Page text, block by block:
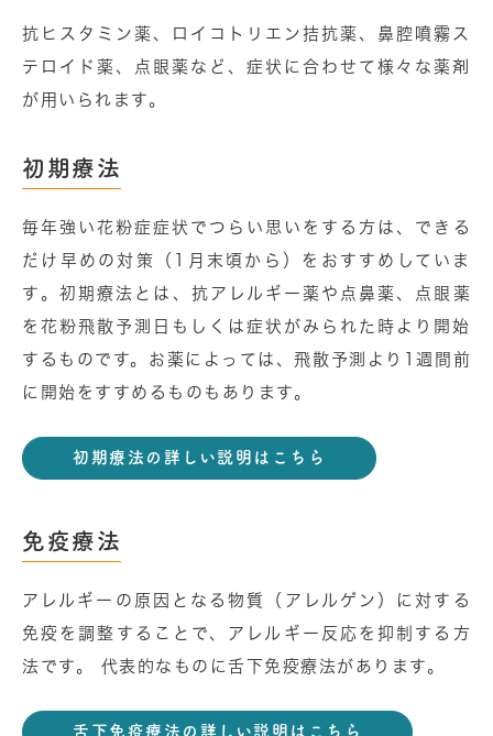
抗ヒスタミン薬、ロイコトリエン拮抗薬、⿐腔噴霧ス
テロイド薬、点眼薬など、症状に合わせて様々な薬剤
が用いられます。
初期療法
毎年強い花粉症症状でつらい思いをする⽅は、 できる
だけ早めの対策（1⽉末頃から）をおすすめしていま
す 。初期療法とは、抗アレルギー薬や点⿐薬、点眼薬
を花粉飛散予測日もしくは症状がみられた時より開始
するものです。お薬によっては、飛散予測より1週間前
に開始をすすめるものもあります。
初期療法の詳しい説明はこちら
免疫療法
アレルギーの原因となる物質（アレルゲン）に対する
免疫を調整することで、アレルギー反応を抑制する⽅
法です。 代表的なものに⾆下免疫療法があります。
舌下免疫療法の詳しい説明はこちら